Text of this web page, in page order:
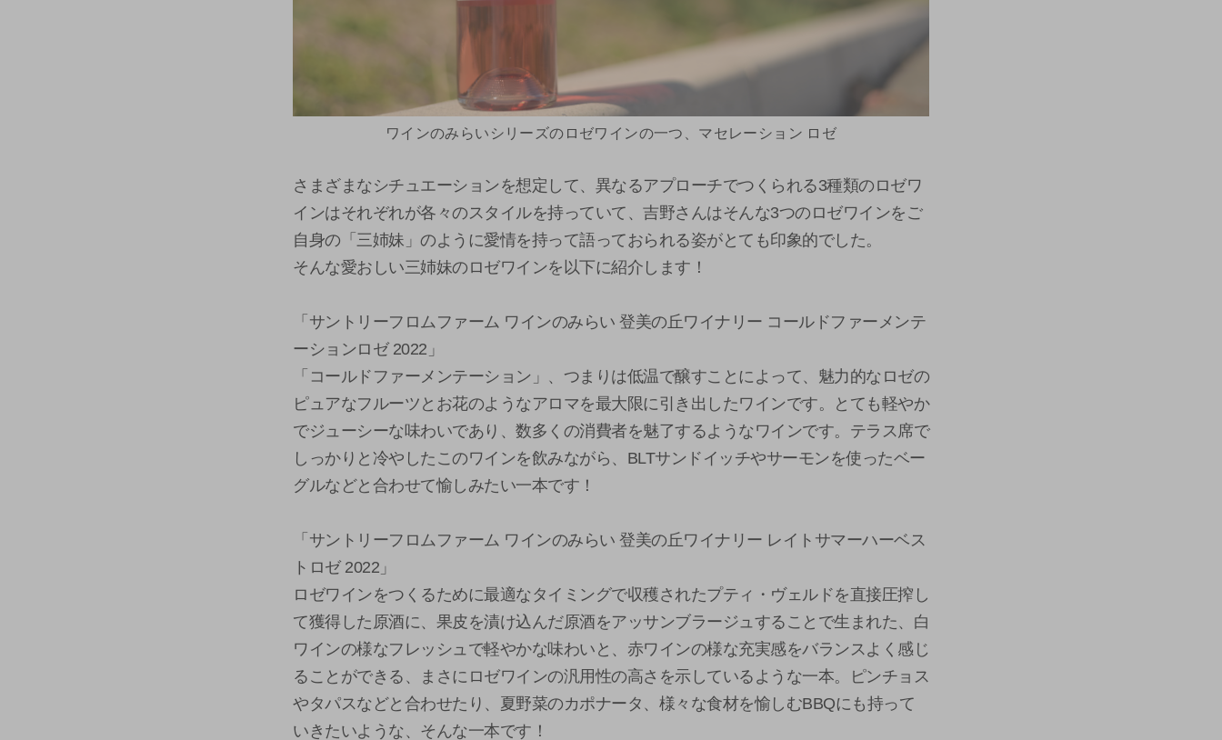
ワインのみらいシリーズのロゼワインの一つ、マセレーション ロゼ
さまざまなシチュエーションを想定して、異なるアプローチでつくられる3種類のロゼワ
インはそれぞれが各々のスタイルを持っていて、吉野さんはそんな3つのロゼワインをご
自身の「三姉妹」のように愛情を持って語っておられる姿がとても印象的でした。
そんな愛おしい三姉妹のロゼワインを以下に紹介します！
「サントリーフロムファーム ワインのみらい 登美の丘ワイナリー コールドファーメンテ
ーションロゼ 2022」
「コールドファーメンテーション」、つまりは低温で醸すことによって、魅力的なロゼの
ピュアなフルーツとお花のようなアロマを最大限に引き出したワインです。とても軽やか
でジューシーな味わいであり、数多くの消費者を魅了するようなワインです。テラス席で
しっかりと冷やしたこのワインを飲みながら、BLTサンドイッチやサーモンを使ったベー
グルなどと合わせて愉しみたい一本です！
「サントリーフロムファーム ワインのみらい 登美の丘ワイナリー レイトサマーハーベス
トロゼ 2022」
ロゼワインをつくるために最適なタイミングで収穫されたプティ・ヴェルドを直接圧搾し
て獲得した原酒に、果皮を漬け込んだ原酒をアッサンブラージュすることで生まれた、白
ワインの様なフレッシュで軽やかな味わいと、赤ワインの様な充実感をバランスよく感じ
ることができる、まさにロゼワインの汎用性の高さを示しているような一本。ピンチョス
やタパスなどと合わせたり、夏野菜のカポナータ、様々な食材を愉しむBBQにも持って
いきたいような、そんな一本です！